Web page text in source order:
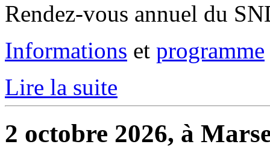
Rendez-vous annuel du
Informations et programme
Lire la suite
2 octobre 2026, à